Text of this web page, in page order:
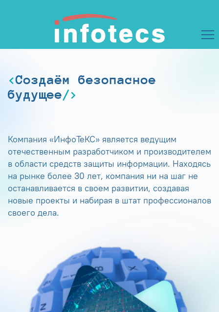
Создаём безопасное
будущее
Компания «ИнфоТеКС» является ведущим
отечественным разработчиком и производителем
в области средств защиты информации. Находясь
на рынке более 30 лет, компания ни на шаг не
останавливается в своем развитии, создавая
новые проекты и набирая в штат профессионалов
своего дела.